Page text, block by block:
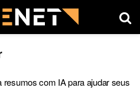
resumos com IA para ajudar seus